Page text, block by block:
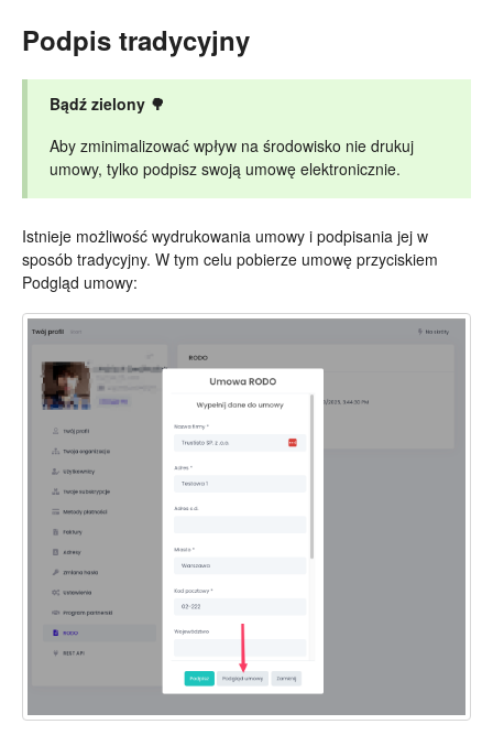
Podpis tradycyjny
Bądź zielony 🌳
Aby zminimalizować wpływ na środowisko nie drukuj
umowy, tylko podpisz swoją umowę elektronicznie.
Istnieje możliwość wydrukowania umowy i podpisania jej w
sposób tradycyjny. W tym celu pobierze umowę przyciskiem
Podgląd umowy: